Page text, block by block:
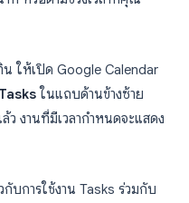
ให้เปิด Google Calendar
ในแถบด้านข้างซ้าย
ว งานที่มีเวลากำหนดจะแสดง
กับการใช้งาน Tasks ร่วมกับ